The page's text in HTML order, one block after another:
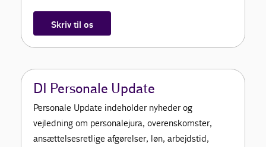
Skriv til os
DI Personale Update
Personale Update indeholder nyheder og
vejledning om personalejura, overenskomster,
ansættelsesretlige afgørelser, løn, arbejdstid,